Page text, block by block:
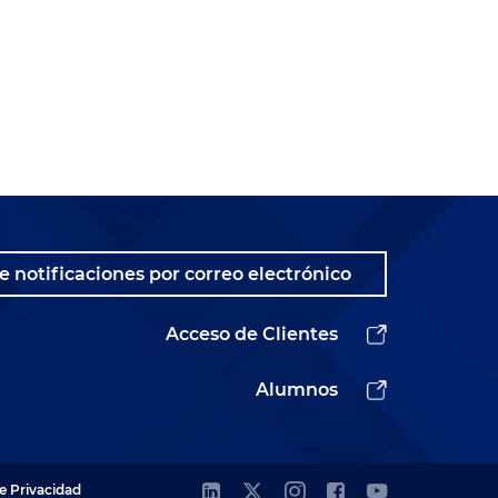
notificaciones por correo electrónico
Acceso de Clientes
Alumnos
Privacidad